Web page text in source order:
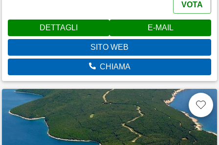
VOTA
DETTAGLI E-MAIL
SITO WEB
CHIAMA